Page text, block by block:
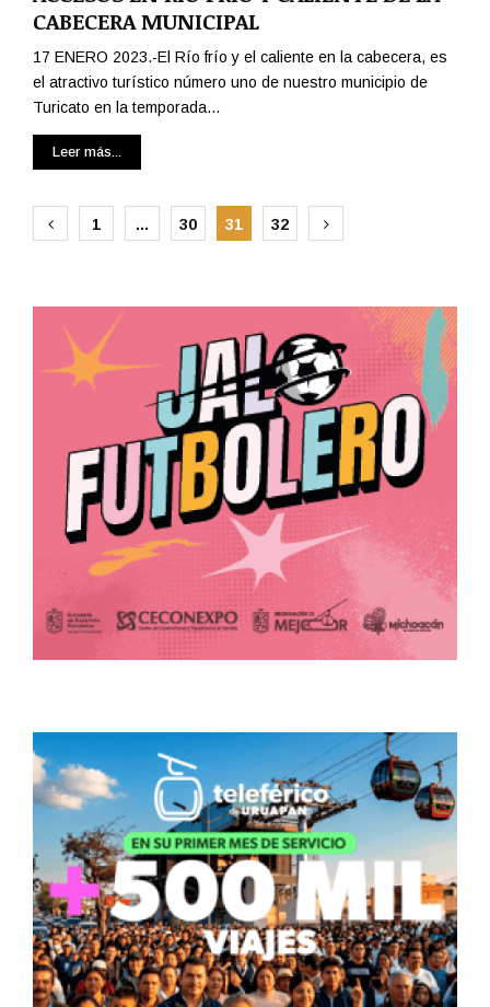
CABECERA MUNICIPAL
17 ENERO 2023.-El Río frío y el caliente en la cabecera, es
el atractivo turístico número uno de nuestro municipio de
Turicato en la temporada...
Leer más...
Paginación
entradas
1 … 30 31 32